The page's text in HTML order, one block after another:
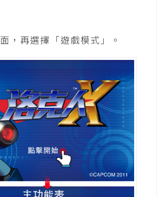
，再選擇「遊戲模式」。